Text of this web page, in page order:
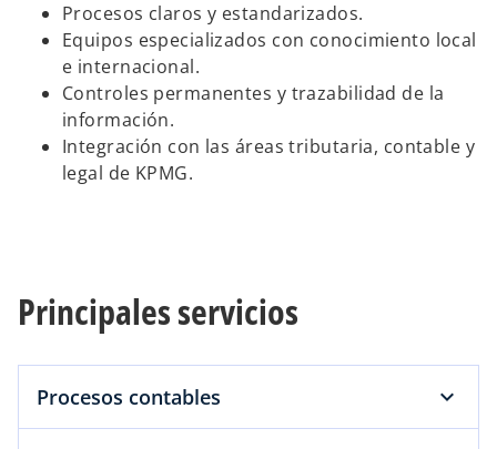
Procesos claros y estandarizados.
Equipos especializados con conocimiento local
e internacional.
Controles permanentes y trazabilidad de la
información.
Integración con las áreas tributaria, contable y
legal de KPMG.
Principales servicios
Procesos contables